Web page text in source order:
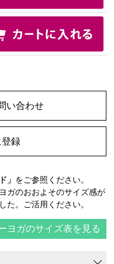
い合わせ
登録
」 をご参照ください。
ガのおおよそのサイズ感が
た。ご活用ください。
ヨガのサイズ表を見る